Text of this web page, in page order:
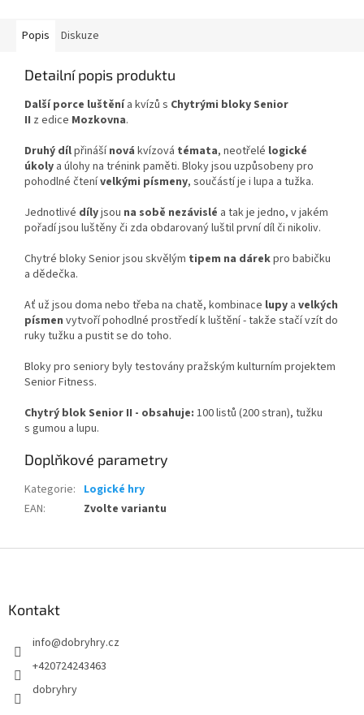
Popis Diskuze
Detailní popis produktu
Další porce luštění a kvízů s Chytrými bloky Senior
II z edice Mozkovna.
Druhý dílpřináší nová kvízová témata, neotřelé logické
úkoly a úlohy na trénink paměti. Bloky jsou uzpůsobeny pro
pohodlné čtenívelkými písmeny, součástí je i lupa a tužka.
Jednotlivé dílyjsou na sobě nezávislé a tak je jedno, v jakém
pořadí jsou luštěny či zda obdarovaný luštil první díl či nikoliv.
Chytré bloky Senior jsou skvělým tipem na dárekpro babičku
a dědečka.
Ať už jsou doma nebo třeba na chatě, kombinace lupy a velkých
písmen vytvoří pohodlné prostředí k luštění - takže stačí vzít do
ruky tužku a pustit se do toho.
Bloky pro seniory byly testovány pražským kulturním projektem
Senior Fitness.
Chytrý blok Senior II - obsahuje: 100 listů (200 stran), tužku
s gumou a lupu.
Doplňkové parametry
Kategorie: Logické hry
EAN: Zvolte variantu
Kontakt
info@dobryhry.cz
+420724243463
dobryhry